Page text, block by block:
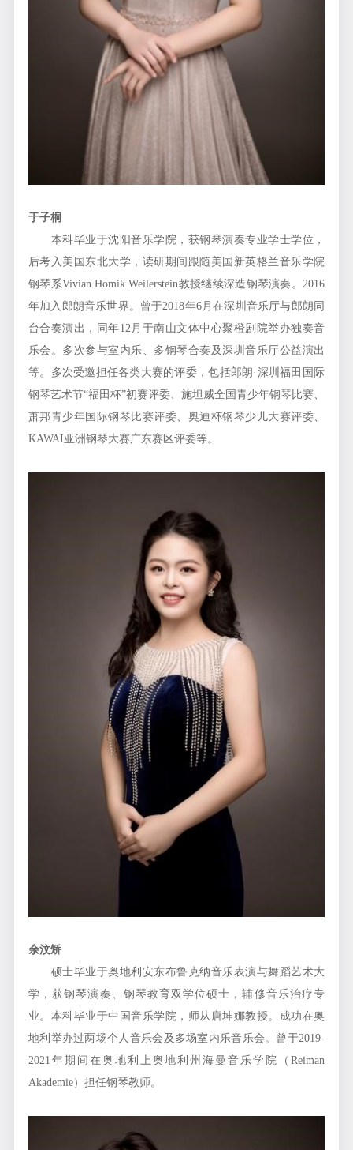
于子桐
本科毕业于沈阳音乐学院，获钢琴演奏专业学士学位，
后考入美国东北大学，读研期间跟随美国新英格兰音乐学院
钢琴系Vivian Homik Weilerstein教授继续深造钢琴演奏。2016
年加入郎朗音乐世界。曾于2018年6月在深圳音乐厅与郎朗同
台合奏演出，同年12月于南山文体中心聚橙剧院举办独奏音
乐会。多次参与室内乐、多钢琴合奏及深圳音乐厅公益演出
等。多次受邀担任各类大赛的评委，包括郎朗·深圳福田国际
钢琴艺术节“福田杯”初赛评委、施坦威全国青少年钢琴比赛、
萧邦青少年国际钢琴比赛评委、奥迪杯钢琴少儿大赛评委、
KAWAI亚洲钢琴大赛广东赛区评委等。
余汶矫
硕士毕业于奥地利安东布鲁克纳音乐表演与舞蹈艺术大
学，获钢琴演奏、钢琴教育双学位硕士，辅修音乐治疗专
业。本科毕业于中国音乐学院，师从唐坤娜教授。成功在奥
地利举办过两场个人音乐会及多场室内乐音乐会。曾于2019-
2021年期间在奥地利上奥地利州海曼音乐学院（Reiman
Akademie）担任钢琴教师。